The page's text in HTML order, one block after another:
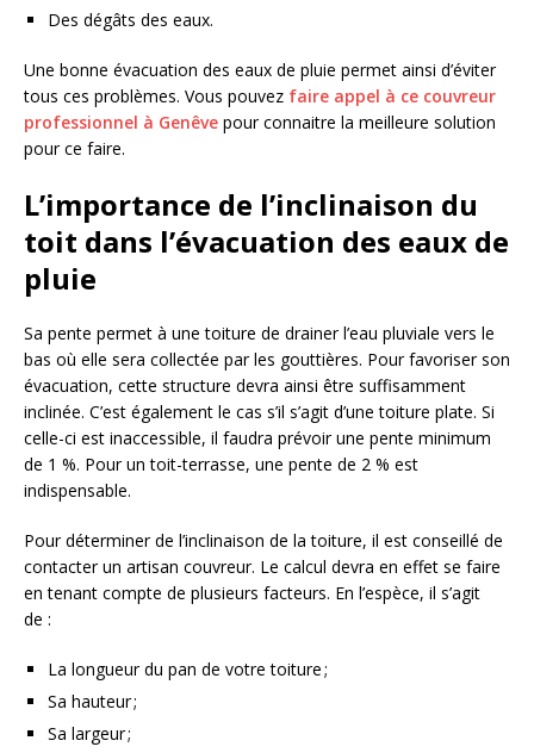
Des dégâts des eaux.
Une bonne évacuation des eaux de pluie permet ainsi d’éviter
tous ces problèmes. Vous pouvez faire appel à ce couvreur
professionnel à Genêve pour connaitre la meilleure solution
pour ce faire.
L’importance de l’inclinaison du
toit dans l’évacuation des eaux de
pluie
Sa pente permet à une toiture de drainer l’eau pluviale vers le
bas où elle sera collectée par les gouttières. Pour favoriser son
évacuation, cette structure devra ainsi être suffisamment
inclinée. C’est également le cas s’il s’agit d’une toiture plate. Si
celle-ci est inaccessible, il faudra prévoir une pente minimum
de 1 %. Pour un toit-terrasse, une pente de 2 % est
indispensable.
Pour déterminer de l’inclinaison de la toiture, il est conseillé de
contacter un artisan couvreur. Le calcul devra en effet se faire
en tenant compte de plusieurs facteurs. En l’espèce, il s’agit
de :
La longueur du pan de votre toiture ;
Sa hauteur ;
Sa largeur ;